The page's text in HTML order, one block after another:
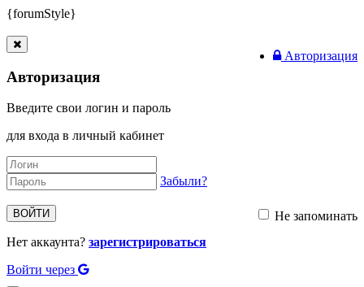
{forumStyle}
Авторизация
Авторизация
Введите свои логин и пароль
для входа в личный кабинет
Забыли?
ВОЙТИ
Не запоминать
Нет аккаунта? зарегистрироваться
Войти через